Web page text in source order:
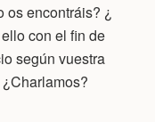
os encontráis? ¿
con el fin de
según vuestra